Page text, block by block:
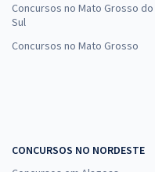
Concursos no Mato Grosso do
Sul
Concursos no Mato Grosso
CONCURSOS NO NORDESTE